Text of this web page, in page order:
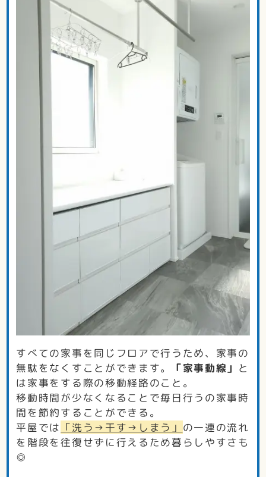
すべての家事を同じフロアで行うため、家事の
無駄をなくすことができます。
「家事動線」 と
は家事をする際の移動経路のこと。
移動時間が少なくなることで毎日行うの家事時
間を節約することができる。
平屋では 「洗う→干す→しまう」 の一連の流れ
を階段を往復せずに行えるため暮らしやすさも
◎